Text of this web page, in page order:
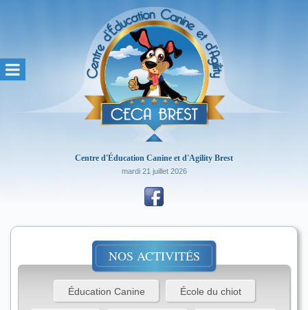
Centre d'Éducation Canine et d'Agility Brest
mardi 21 juillet 2026
NOS ACTIVITÉS
Éducation Canine École du chiot